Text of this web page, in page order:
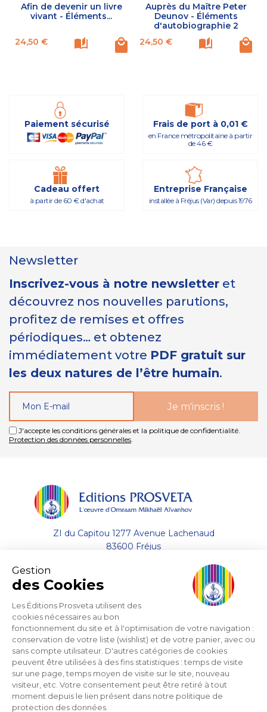
Gestion
des Cookies
Les Éditions Prosveta utilisent des
cookies nécessaires au bon
fonctionnement du site et à l'optimisation de votre navigation :
conservation de votre liste (wishlist) et de votre panier, avec ou
sans compte utilisateur. D'autres catégories de cookies
peuvent être utilisées à des fins statistiques : temps de visite
sur une page, temps moyen de visite sur le site, nouveau
visiteur, etc. Votre consentement peut être retiré à tout
moment depuis le lien présent dans notre politique de
protection des données.
Afin de devenir un livre
vivant - Éléments...
Prix
24,50 €
Auprès du Maître Peter
Deunov - Éléments
d'autobiographie 2
Prix
24,50 €
Paiement sécurisé Frais de port à 0,01 €
en France métropolitaine à partir
de 46 €
Cadeau offert
à partir de 60 € d'achat
Entreprise Française
installée à Fréjus (Var) depuis 1976
Newsletter
Inscrivez-vous à notre newsletter et
découvrez nos nouvelles parutions,
profitez de remises et offres
périodiques… et obtenez
immédiatement votre PDF gratuit sur
les deux natures de l’être humain.
J'accepte les conditions générales et la politique de confidentialité.
Protection des données personnelles.
ZI du Capitou 1277 Avenue Lachenaud
83600 Fréjus
Envoyer un email
A propos
Aide
Support